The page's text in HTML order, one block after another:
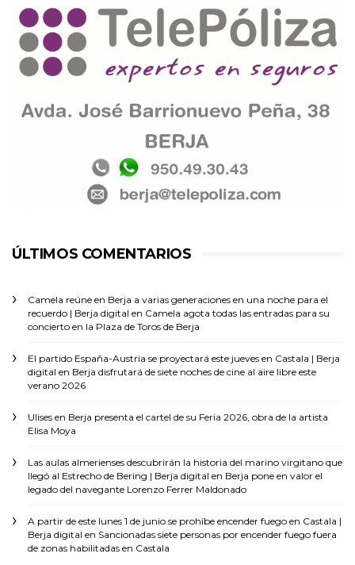
ÚLTIMOS COMENTARIOS
Camela reúne en Berja a varias generaciones en una noche para el
recuerdo | Berja digital en Camela agota todas las entradas para su
concierto en la Plaza de Toros de Berja
El partido España-Austria se proyectará este jueves en Castala | Berja
digital en Berja disfrutará de siete noches de cine al aire libre este
verano 2026
Ulises en Berja presenta el cartel de su Feria 2026, obra de la artista
Elisa Moya
Las aulas almerienses descubrirán la historia del marino virgitano que
llegó al Estrecho de Bering | Berja digital en Berja pone en valor el
legado del navegante Lorenzo Ferrer Maldonado
A partir de este lunes 1 de junio se prohíbe encender fuego en Castala |
Berja digital en Sancionadas siete personas por encender fuego fuera
de zonas habilitadas en Castala